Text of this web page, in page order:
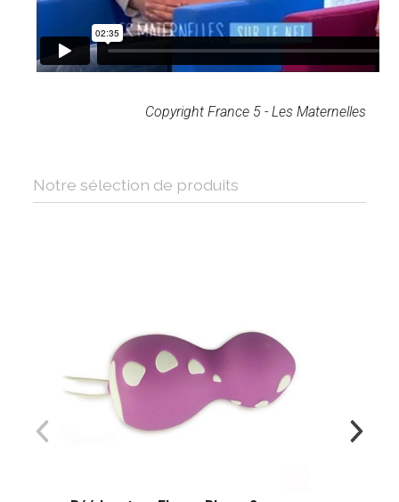
Copyright France 5 - Les Maternelles
Notre sélection de produits